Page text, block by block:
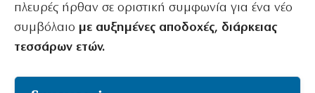
πλευρές ήρθαν σε οριστική συμφωνία για ένα νέο
συμβόλαιο με αυξημένες αποδοχές, διάρκειας
τεσσάρων ετών.